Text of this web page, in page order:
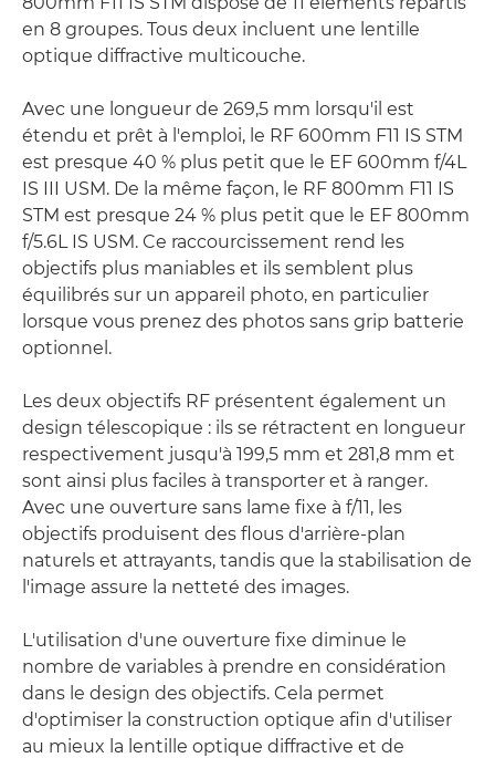
en 8 groupes. Tous deux incluent une lentille
optique diffractive multicouche.
Avec une longueur de 269,5 mm lorsqu'il est
étendu et prêt à l'emploi, le RF 600mm F11 IS STM
est presque 40 % plus petit que le EF 600mm f/4L
IS III USM. De la même façon, le RF 800mm F11 IS
STM est presque 24 % plus petit que le EF 800mm
f/5.6L IS USM. Ce raccourcissement rend les
objectifs plus maniables et ils semblent plus
équilibrés sur un appareil photo, en particulier
lorsque vous prenez des photos sans grip batterie
optionnel.
Les deux objectifs RF présentent également un
design télescopique : ils se rétractent en longueur
respectivement jusqu'à 199,5 mm et 281,8 mm et
sont ainsi plus faciles à transporter et à ranger.
Avec une ouverture sans lame fixe à f/11, les
objectifs produisent des flous d'arrière-plan
naturels et attrayants, tandis que la stabilisation de
l'image assure la netteté des images.
L'utilisation d'une ouverture fixe diminue le
nombre de variables à prendre en considération
dans le design des objectifs. Cela permet
d'optimiser la construction optique afin d'utiliser
au mieux la lentille optique diffractive et de